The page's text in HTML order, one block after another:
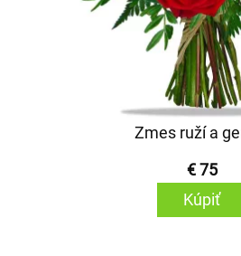
Zmes ruží a
€ 75
Kúpiť